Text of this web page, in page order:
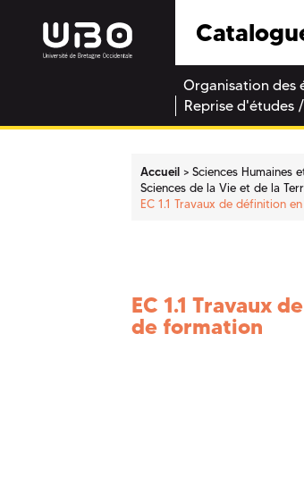
Organisation des
Reprise d'études
Accueil Sciences Humaines
Sciences de la Vie et de la
EC 1.1 Travaux de définition
EC 1.1 Travaux
de formation